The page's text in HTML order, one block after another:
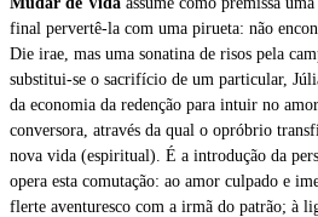
final pervertê-la com uma pirueta: não
Die irae, mas uma sonatina de risos pela
substitui-se o sacrifício de um particular,
da economia da redenção para intuir no
conversora, através da qual o opróbrio
nova vida (espiritual). É a introdução da
opera esta comutação: ao amor culpado e
flerte aventuresco com a irmã do patrão; à